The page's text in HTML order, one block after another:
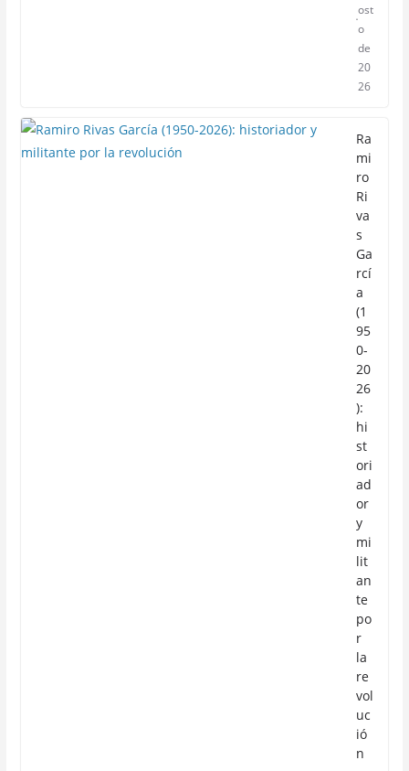
ost
o
de
20
26
Ra
mi
ro
Ri
va
s
Ga
rcí
a
(1
95
0-
20
26
):
hi
st
ori
ad
or
y
mi
lit
an
te
po
r
la
re
vol
uc
ió
n